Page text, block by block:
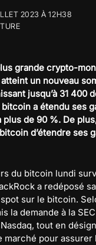
2023 À 12H38
grande crypto-
un nouveau
jusqu’à 31 400
a étendu ses
plus de 90 %. De
d’étendre ses
du bitcoin lundi
a redéposé
spot sur le bitcoin.
la demande à la
tout en
marché pour assurer